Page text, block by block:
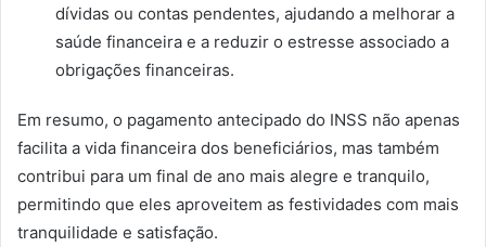
dívidas ou contas pendentes, ajudando a melhorar a
saúde financeira e a reduzir o estresse associado a
obrigações financeiras.
Em resumo, o pagamento antecipado do INSS não apenas
facilita a vida financeira dos beneficiários, mas também
contribui para um final de ano mais alegre e tranquilo,
permitindo que eles aproveitem as festividades com mais
tranquilidade e satisfação.